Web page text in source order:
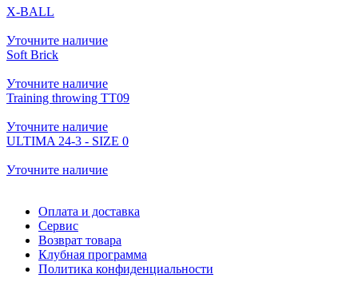
X-BALL
Уточните наличие
Soft Brick
Уточните наличие
Training throwing TT09
Уточните наличие
ULTIMA 24-3 - SIZE 0
Уточните наличие
Оплата и доставка
Сервис
Возврат товара
Клубная программа
Политика конфиденциальности